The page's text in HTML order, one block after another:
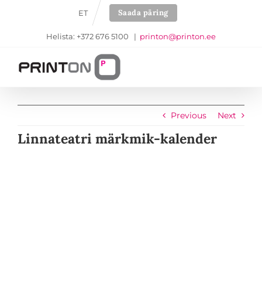
ET Saada päring
Helista: +372 676 5100 | printon@printon.ee
Previous Next
Linnateatri märkmik-kalender